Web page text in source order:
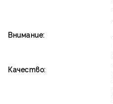
Внимание:
Качество: